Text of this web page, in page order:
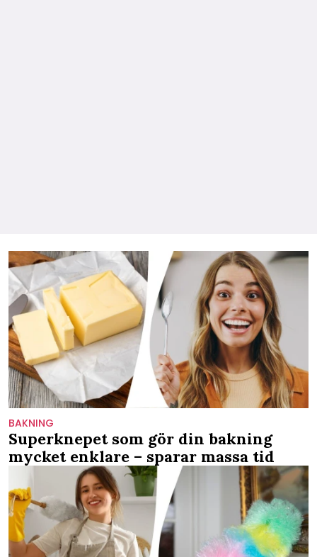
BAKNING
Superknepet som gör din bakning
mycket enklare – sparar massa tid